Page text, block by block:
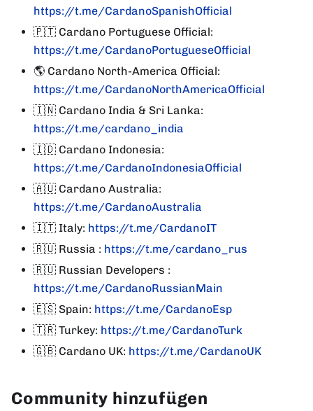
https://t.me/CardanoSpanishOfficial
🇵🇹 Cardano Portuguese Official:
https://t.me/CardanoPortugueseOfficial
🌎 Cardano North-America Official:
https://t.me/CardanoNorthAmericaOfficial
🇮🇳 Cardano India & Sri Lanka:
https://t.me/cardano_india
🇮🇩 Cardano Indonesia:
https://t.me/CardanoIndonesiaOfficial
🇦🇺 Cardano Australia:
https://t.me/CardanoAustralia
🇮🇹 Italy: https://t.me/CardanoIT
🇷🇺 Russia : https://t.me/cardano_rus
🇷🇺 Russian Developers :
https://t.me/CardanoRussianMain
🇪🇸 Spain: https://t.me/CardanoEsp
🇹🇷 Turkey: https://t.me/CardanoTurk
🇬🇧 Cardano UK: https://t.me/CardanoUK
Community hinzufügen